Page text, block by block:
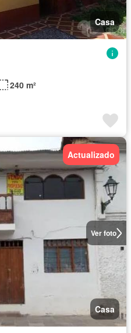
Casa
240 m²
Ver foto
Actualizado
Casa